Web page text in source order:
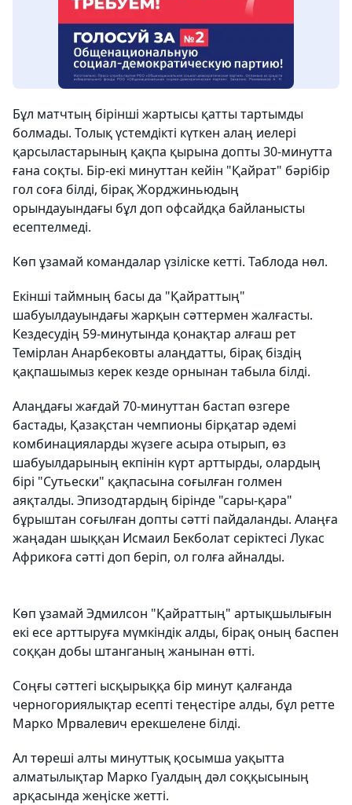
Бұл матчтың бірінші жартысы қатты тартымды
болмады. Толық үстемдікті күткен алаң иелері
қарсыластарының қақпа қырына допты 30-минутта
ғана соқты. Бір-екі минуттан кейін "Қайрат" бәрібір
гол соға білді, бірақ Жорджиньюдың
орындауындағы бұл доп офсайдқа байланысты
есептелмеді.
Көп ұзамай командалар үзіліске кетті. Таблода нөл.
Екінші таймның басы да "Қайраттың"
шабуылдауындағы жарқын сәттермен жалғасты.
Кездесудің 59-минутында қонақтар алғаш рет
Темірлан Анарбековты алаңдатты, бірақ біздің
қақпашымыз керек кезде орнынан табыла білді.
Алаңдағы жағдай 70-минуттан бастап өзгере
бастады, Қазақстан чемпионы бірқатар әдемі
комбинацияларды жүзеге асыра отырып, өз
шабуылдарының екпінін күрт арттырды, олардың
бірі "Сутьески" қақпасына соғылған голмен
аяқталды. Эпизодтардың бірінде "сары-қара"
бұрыштан соғылған допты сәтті пайдаланды. Алаңға
жаңадан шыққан Исмаил Бекболат серіктесі Лукас
Африкоға сәтті доп беріп, ол голға айналды.
Көп ұзамай Эдмилсон "Қайраттың" артықшылығын
екі есе арттыруға мүмкіндік алды, бірақ оның баспен
соққан добы штанганың жанынан өтті.
Соңғы сәттегі ысқырыққа бір минут қалғанда
черногориялықтар есепті теңестіре алды, бұл ретте
Марко Мрвалевич ерекшелене білді.
Ал төреші алты минуттық қосымша уақытта
алматылықтар Марко Гуалдың дәл соққысының
арқасында жеңіске жетті.